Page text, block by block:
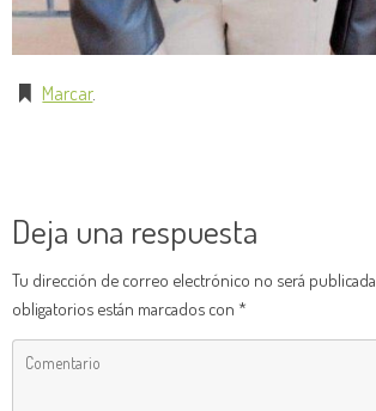
Marcar.
Deja una respuesta
Tu dirección de correo electrónico no será publicada.
obligatorios están marcados con *